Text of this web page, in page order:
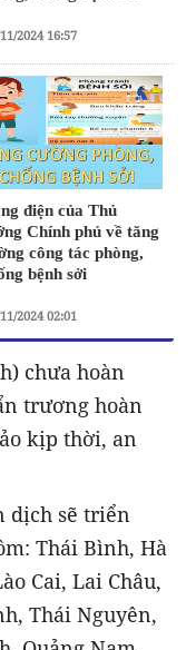
2024 16:57
điện của Thủ
Chính phủ về tăng
công tác phòng,
bệnh sởi
2024 02:01
chưa hoàn
trương hoàn
kịp thời, an
dịch sẽ triển
Thái Bình, Hà
Cai, Lai Châu,
Thái Nguyên,